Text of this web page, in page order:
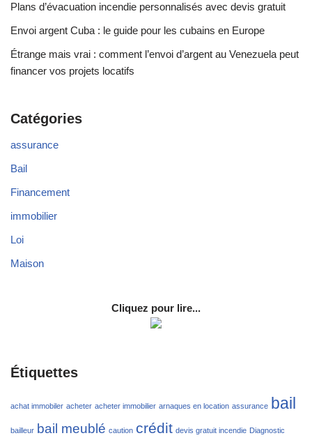
Plans d’évacuation incendie personnalisés avec devis gratuit
Envoi argent Cuba : le guide pour les cubains en Europe
Étrange mais vrai : comment l’envoi d’argent au Venezuela peut
financer vos projets locatifs
Catégories
assurance
Bail
Financement
immobilier
Loi
Maison
Cliquez pour lire...
Étiquettes
achat immobiler acheter acheter immobilier arnaques en location assurance bail
bailleur bail meublé caution crédit devis gratuit incendie Diagnostic